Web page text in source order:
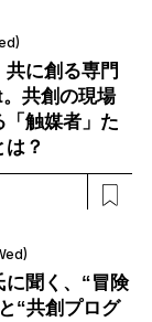
共に創る専門
共創の現場
「触媒者」た
？
に聞く、“冒険
“共創プログ